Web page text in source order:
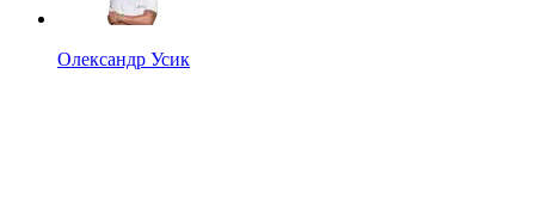
Олександр Усик